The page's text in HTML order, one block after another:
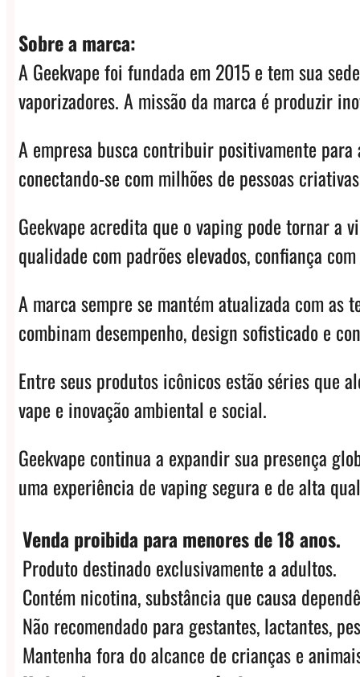
Sobre a marca:
A Geekvape foi fundada em 2015 e tem sua
vaporizadores. A missão da marca é produzir
A empresa busca contribuir positivamente
conectando-se com milhões de pessoas
Geekvape acredita que o vaping pode tornar a
qualidade com padrões elevados, confiança
A marca sempre se mantém atualizada com as
combinam desempenho, design sofisticado e
Entre seus produtos icônicos estão séries que
vape e inovação ambiental e social.
Geekvape continua a expandir sua presença
uma experiência de vaping segura e de alta
Venda proibida para menores de 18 anos.
Produto destinado exclusivamente a adultos.
Contém nicotina, substância que causa
Não recomendado para gestantes, lactantes,
Mantenha fora do alcance de crianças e